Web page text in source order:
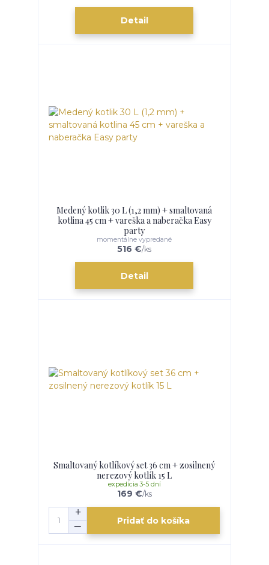
Detail
Medený kotlik 30 L (1,2 mm) + smaltovaná
kotlina 45 cm + vareška a naberačka Easy
party
516 €/ks
momentálne vypredané
Detail
Smaltovaný kotlíkový set 36 cm + zosilnený
nerezový kotlík 15 L
169 €/ks
expedícia 3-5 dní
Pridať do košíka